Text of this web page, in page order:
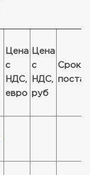
Цена
с
НДС,
евро
Цена
с
НДС,
руб
Срок